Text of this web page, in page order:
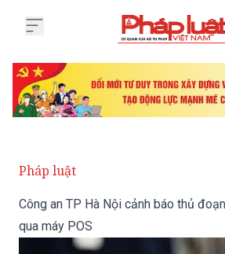
Pháp luật
Công an TP Hà Nội cảnh báo thủ
qua máy POS